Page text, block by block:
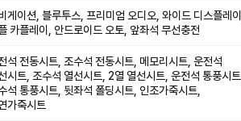
게이션, 블루투스, 프리미엄 오디오, 와이드 디스플레이,
카플레이, 안드로이드 오토, 앞좌석 무선충전
석 전동시트, 조수석 전동시트, 메모리시트, 운전석
시트, 조수석 열선시트, 2열 열선시트, 운전석 통풍시트,
석 통풍시트, 뒷좌석 폴딩시트, 인조가죽시트,
가죽시트